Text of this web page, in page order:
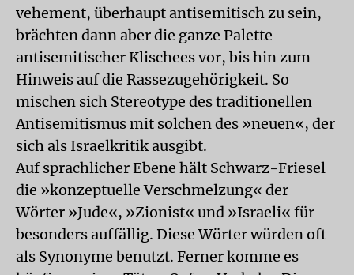
vehement, überhaupt antisemitisch zu sein,
brächten dann aber die ganze Palette
antisemitischer Klischees vor, bis hin zum
Hinweis auf die Rassezugehörigkeit. So
mischen sich Stereotype des traditionellen
Antisemitismus mit solchen des »neuen«, der
sich als Israelkritik ausgibt.
Auf sprachlicher Ebene hält Schwarz-Friesel
die »konzeptuelle Verschmelzung« der
Wörter »Jude«, »Zionist« und »Israeli« für
besonders auffällig. Diese Wörter würden oft
als Synonyme benutzt. Ferner komme es